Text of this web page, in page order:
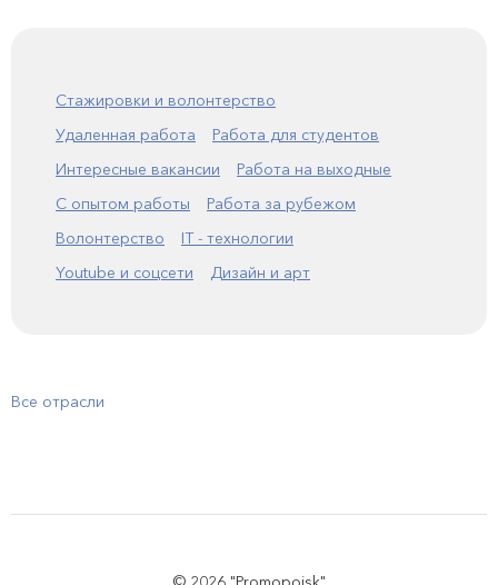
Стажировки и волонтерство
Удаленная работа
Работа для студентов
Интересные вакансии
Работа на выходные
С опытом работы
Работа за рубежом
Волонтерство
IT - технологии
Youtube и соцсети
Дизайн и арт
Все отрасли